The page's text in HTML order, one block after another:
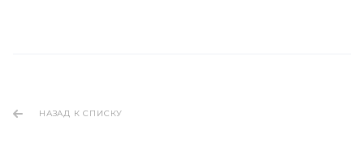
НАЗАД К СПИСКУ